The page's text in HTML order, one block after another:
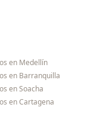
en Medellín
en Barranquilla
enSoacha
enCartagena